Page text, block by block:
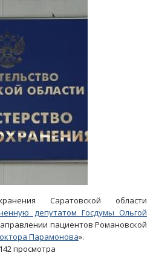
Саратовской области
депутатом Госдумы Ольгой
пациентов Романовской
Парамонова».
142 просмотра